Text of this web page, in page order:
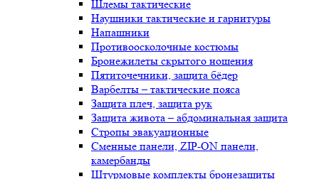
Шлемы тактические
Наушники тактические и гарнитуры
Напашники
Противоосколочные костюмы
Бронежилеты скрытого ношения
Пятиточечники, защита бёдер
Варбелты – тактические пояса
Защита плеч, защита рук
Защита живота – абдоминальная защита
Стропы эвакуационные
Сменные панели, ZIP-ON панели,
камербанды
Штурмовые комплекты бронезащиты